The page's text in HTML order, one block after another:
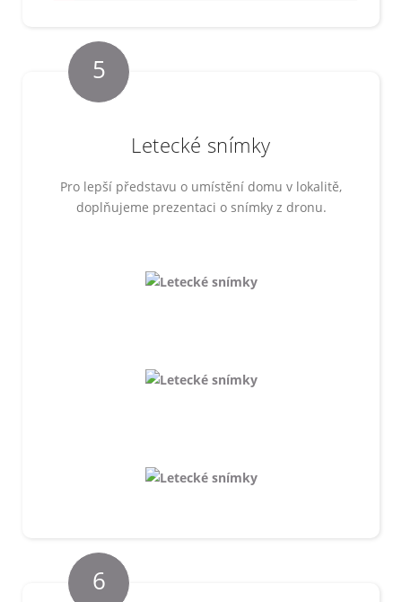
5
Letecké snímky
Pro lepší představu o umístění domu v lokalitě,
doplňujeme prezentaci o snímky z dronu.
6